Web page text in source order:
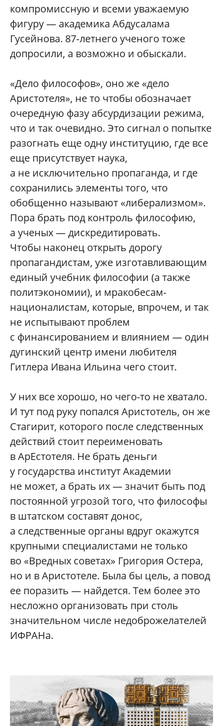
компромиссную и всеми уважаемую
фигуру — академика Абдусалама
Гусейнова. 87‑летнего ученого тоже
допросили, а возможно и обыскали.
«Дело философов», оно же «дело
Аристотеля», не то чтобы обозначает
очередную фазу абсурдизации режима,
что и так очевидно. Это сигнал о попытке
разогнать еще одну институцию, где все
еще присутствует наука,
а не исключительно пропаганда, и где
сохранились элементы того, что
обобщенно называют «либерализмом».
Пора брать под контроль философию,
а ученых — дискредитировать.
Чтобы наконец открыть дорогу
пропагандистам, уже изготавливающим
единый учебник философии (а также
политэкономии), и мракобесам-
националистам, которые, впрочем, и так
не испытывают проблем
с финансированием и влиянием — один
дугинский центр имени любителя
Гитлера Ивана Ильина чего стоит.
У них все хорошо, но чего-то не хватало.
И тут под руку попался Аристотель, он же
Стагирит, которого после следственных
действий стоит переименовать
в АрЕстотеля. Не брать деньги
у государства институт Академии
не может, а брать их — значит быть под
постоянной угрозой того, что философы
в штатском составят донос,
а следственные органы вдруг окажутся
крупными специалистами не только
во «Вредных советах» Григория Остера,
но и в Аристотеле. Была бы цель, а повод
ее поразить — найдется. Тем более это
несложно организовать при столь
значительном числе недоброжелателей
ИФРАНа.